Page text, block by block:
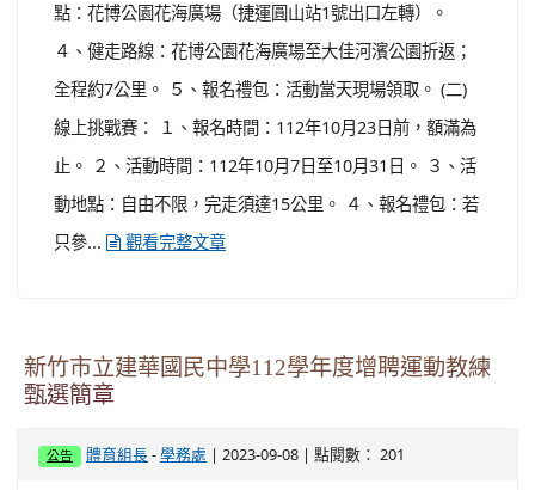
點：花博公園花海廣場（捷運圓山站1號出口左轉）。
４、健走路線：花博公園花海廣場至大佳河濱公園折返；
全程約7公里。 ５、報名禮包：活動當天現場領取。 (二)
線上挑戰賽： １、報名時間：112年10月23日前，額滿為
止。 ２、活動時間：112年10月7日至10月31日。 ３、活
動地點：自由不限，完走須達15公里。 ４、報名禮包：若
只參...
觀看完整文章
新竹市立建華國民中學112學年度增聘運動教練
甄選簡章
公告 體育組長 -學務處 | 2023-09-08 | 點閱數： 201